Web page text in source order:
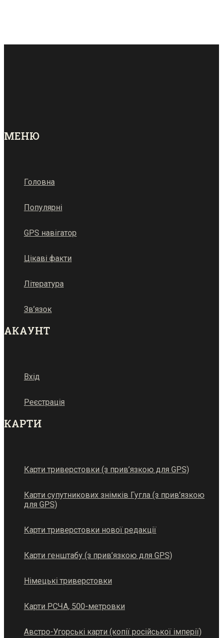
МЕНЮ
Головна
Популярні
GPS навігатор
Цікаві факти
Література
Зв’язок
АКАУНТ
Вхід
Реєстрація
КАРТИ
Карти триверстовки (з прив’язкою для GPS)
Карти супутникових знімків Гугла (з прив’язкою
для GPS)
Карти триверстовки нової редакції
Карти генштабу (з прив’язкою для GPS)
Німецькі триверстовки
Карти РСЧА, 500-метровки
Австро-Угорські карти (копії російської імперії)